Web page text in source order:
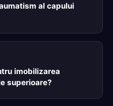
al capului
imobilizarea
superioare?